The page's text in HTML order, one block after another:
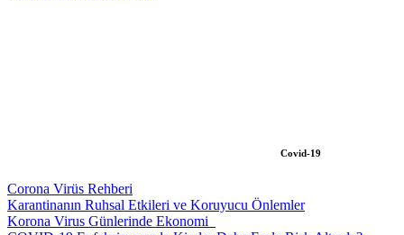
Covid-19
Corona Virüs Rehberi
Karantinanın Ruhsal Etkileri ve Koruyucu Önlemler
Korona Virus Günlerinde Ekonomi_